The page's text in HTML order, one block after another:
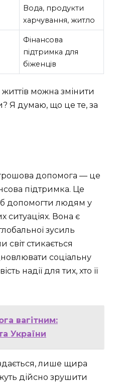
Вода, продукти
харчування, житло
Фінансова
підтримка для
біженців
можна змінити
Я думаю, що це те, за
допомога — це
підтримка. Це
допомогти людям у
ситуаціях. Вона є
зусиль
стикається
соціальну
надії для тих, хто її
вагітним:
України
лише щира
дійсно зрушити